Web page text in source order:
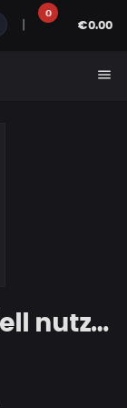
0
€0.00
menu
Halloween(kommerziell nutzbar)